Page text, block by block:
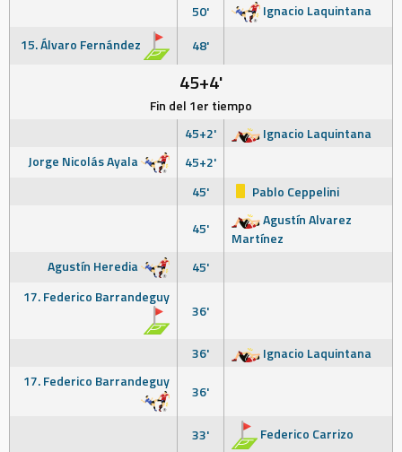
50'
Ignacio Laquintana
15. Álvaro Fernández
48'
45+4'
Fin del 1er tiempo
45+2'
Ignacio Laquintana
Jorge Nicolás Ayala
45+2'
45'
Pablo Ceppelini
45'
Agustín Alvarez
Martínez
Agustín Heredia
45'
17. Federico Barrandeguy
36'
36'
Ignacio Laquintana
17. Federico Barrandeguy
36'
33' Federico Carrizo